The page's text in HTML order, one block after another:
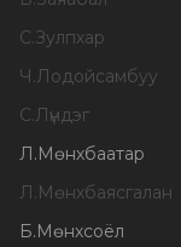
С.Зулпхар
Ч.Лодойсамбуу
С.Лүндэг
Л.Мөнхбаатар
Л.Мөнхбаясгалан
Б.Мөнхсоёл